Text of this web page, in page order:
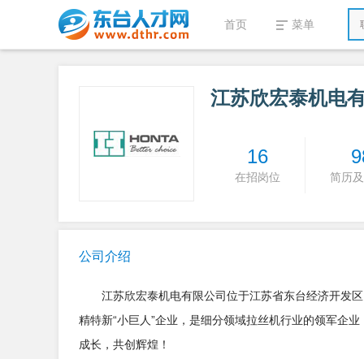
首页 菜单
江苏欣宏泰机电
16
在招岗位 简历
公司介绍
江苏欣宏泰机电有限公司位于江苏省东台经济开发区
精特新“小巨人”企业，是细分领域拉丝机行业的领军企
成长，共创辉煌！